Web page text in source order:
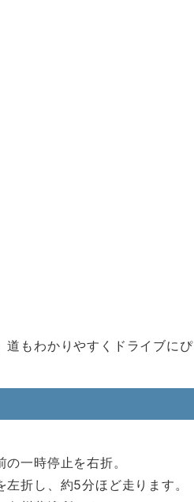
もわかりやすくドライブにぴ
一時停止を右折。
折し、約5分ほど走ります。